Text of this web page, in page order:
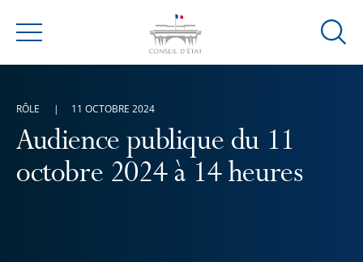
Menu
Ouvrir
Audience publique du 11
octobre 2024 à 14 heures
RÔLE 11 OCTOBRE 2024